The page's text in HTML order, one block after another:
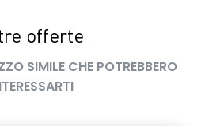
e profondità
offerte
SIMILE CHE POTREBBERO